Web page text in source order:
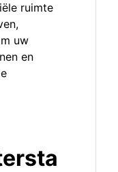
ruimte
uw
en